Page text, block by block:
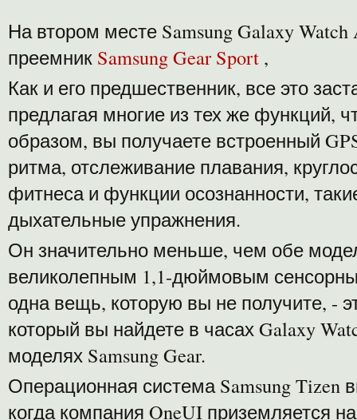
На втором месте Samsung Galaxy
преемник Samsung Gear Sport ,
Как и его предшественник, все это
предлагая многие из тех же функций,
образом, вы получаете встроенный
ритма, отслеживание плавания,
фитнеса и функции осознанности,
дыхательные упражнения.
Он значительно меньше, чем обе
великолепным 1,1-дюймовым
одна вещь, которую вы не получите, -
который вы найдете в часах Galaxy
моделях Samsung Gear.
Операционная система Samsung Tizen
когда компания OneUI приземляется